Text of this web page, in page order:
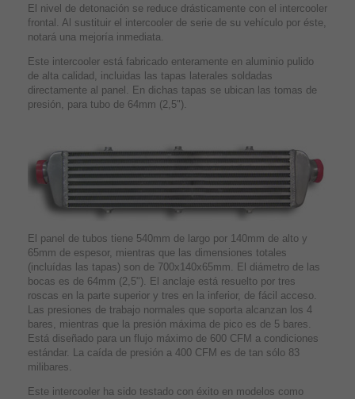
El nivel de detonación se reduce drásticamente con el intercooler
frontal. Al sustituir el intercooler de serie de su vehículo por éste,
notará una mejoría inmediata.
Este intercooler está fabricado enteramente en aluminio pulido
de alta calidad, incluidas las tapas laterales soldadas
directamente al panel. En dichas tapas se ubican las tomas de
presión, para tubo de 64mm (2,5").
El panel de tubos tiene 540mm de largo por 140mm de alto y
65mm de espesor, mientras que las dimensiones totales
(incluídas las tapas) son de 700x140x65mm. El diámetro de las
bocas es de 64mm (2,5"). El anclaje está resuelto por tres
roscas en la parte superior y tres en la inferior, de fácil acceso.
Las presiones de trabajo normales que soporta alcanzan los 4
bares, mientras que la presión máxima de pico es de 5 bares.
Está diseñado para un flujo máximo de 600 CFM a condiciones
estándar. La caída de presión a 400 CFM es de tan sólo 83
milibares.
Este intercooler ha sido testado con éxito en modelos como